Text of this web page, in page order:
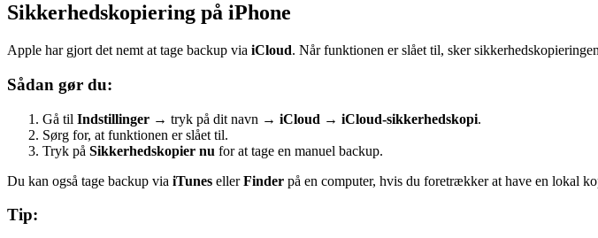
Sikkerhedskopiering på iPhone
Apple har gjort det nemt at tage backup via iCloud. Når funktionen er slået til, sker
Sådan gør du:
Gå til Indstillinger → tryk på dit navn → iCloud → iCloud-sikkerhedskopi.
Sørg for, at funktionen er slået til.
Tryk på Sikkerhedskopier nu for at tage en manuel backup.
Du kan også tage backup via iTunes ellerFinder på en computer, hvis du foretrækker at have en lokal
Tip: